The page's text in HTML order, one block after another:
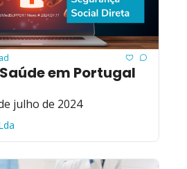
em Portugal
julho de 2024